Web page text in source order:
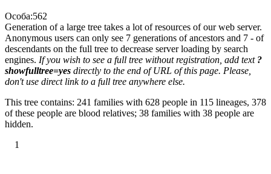
Особа:562
Generation of a large tree takes a lot of resources of our web server.
Anonymous users can only see 7 generations of ancestors and 7 - of
descendants on the full tree to decrease server loading by search
engines. If you wish to see a full tree without registration, add text ?
showfulltree=yes directly to the end of URL of this page. Please,
don't use direct link to a full tree anywhere else.
This tree contains: 241 families with 628 people in 115 lineages, 378
of these people are blood relatives; 38 families with 38 people are
hidden.
1